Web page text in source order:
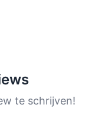
te schrijven!